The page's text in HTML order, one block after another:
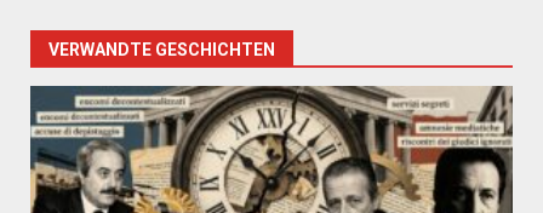
VERWANDTE GESCHICHTEN